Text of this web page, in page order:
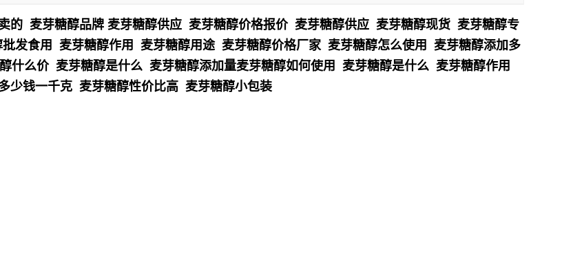
的 麦芽糖醇品牌 麦芽糖醇供应 麦芽糖醇价格报价 麦芽糖醇供应 麦芽糖醇现货 麦芽糖醇专
发食用 麦芽糖醇作用 麦芽糖醇用途 麦芽糖醇价格厂家 麦芽糖醇怎么使用 麦芽糖醇添加多
什么价 麦芽糖醇是什么 麦芽糖醇添加量麦芽糖醇如何使用 麦芽糖醇是什么 麦芽糖醇作用
少钱一千克 麦芽糖醇性价比高 麦芽糖醇小包装